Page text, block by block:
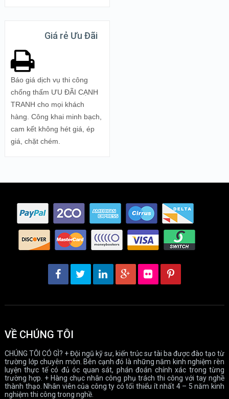
Giá rẻ Ưu Đãi
Báo giá dịch vụ thi công
chống thấm ƯU ĐÃI CẠNH
TRANH cho mọi khách
hàng. Công khai minh bạch,
cam kết không hét giá, ép
giá, chặt chém.
VỀ CHÚNG TÔI
CHÚNG TÔI CÓ GÌ? + Đội ngũ kỹ sư, kiến trúc sư tài ba được đào tạo từ
trường lớp chuyên môn. Bên cạnh đó là những năm kinh nghiệm rèn
luyện thực tế có đủ óc quan sát, phán đoán chính xác trong từng
trường hợp. + Hàng chục nhân công phụ trách thi công với tay nghề
thành thạo. Nhân viên của công ty có tối thiểu ít nhất 4 – 5 năm kinh
nghiệm thi công trong nghề.